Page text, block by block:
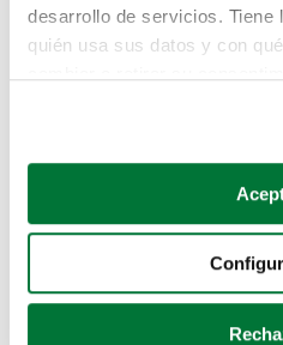
desarrollo de servicios. Tiene
quién usa sus datos y con
Si lo permite, también
Recopilar información
Identificar su dispositivo
para buscar
Pero puedes encontrar el
buscando en alguno de
Coches de segunda mano
Coches de km0